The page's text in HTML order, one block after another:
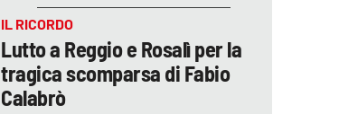
IL RICORDO
Lutto a Reggio e Rosalì per la
tragica scomparsa di Fabio
Calabrò